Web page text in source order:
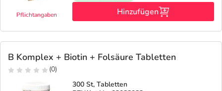
Pflichtangaben Hinzufügen
B Komplex + Biotin + Folsäure Tabletten
(0)
300 St, Tabletten